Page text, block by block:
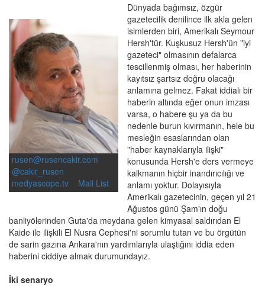
rusen@rusencakir.com
@cakir_rusen
medyascope.tv
Mail List
Dünyada bağımsız, özgür
gazetecilik denilince ilk akla gelen
isimlerden biri, Amerikalı Seymour
Hersh'tür. Kuşkusuz Hersh'ün "iyi
gazeteci" olmasının defalarca
tescillenmiş olması, her haberinin
kayıtsız şartsız doğru olacağı
anlamına gelmez. Fakat iddialı bir
haberin altında eğer onun imzası
varsa, o habere şu ya da bu
nedenle burun kıvırmanın, hele bu
mesleğin esaslarından olan
"haber kaynaklarıyla ilişki"
konusunda Hersh'e ders vermeye
kalkmanın hiçbir inandırıcılığı ve
anlamı yoktur. Dolayısıyla
Amerikalı gazetecinin, geçen yıl 21
Ağustos günü Şam'ın doğu
banliyölerinden Guta'da meydana gelen kimyasal saldırıdan El
Kaide ile ilişkili El Nusra Cephesi'ni sorumlu tutan ve bu örgütün
de sarin gazına Ankara'nın yardımlarıyla ulaştığını iddia eden
haberini ciddiye almak durumundayız.
İki senaryo